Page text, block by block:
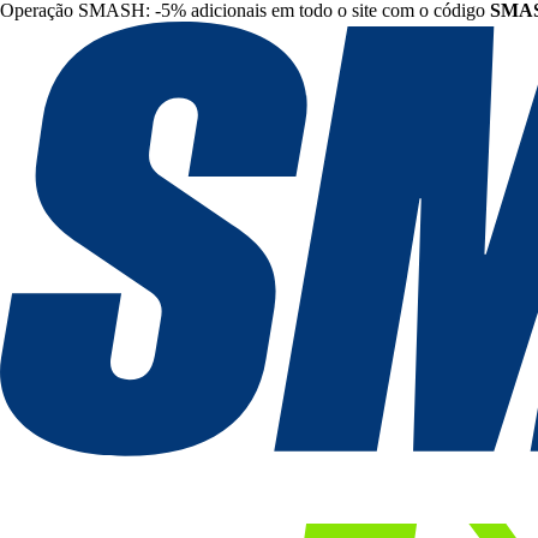
Operação SMASH: -5% adicionais em todo o site com o código